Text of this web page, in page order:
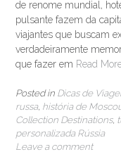
de renome mundial,
pulsante fazem da
viajantes que buscam
verdadeiramente
que fazer em Read
Posted in Dicas de
russa, história de
Collection Destinations,
personalizada Rússia
Leave a comment